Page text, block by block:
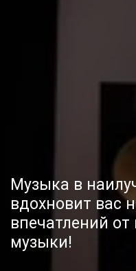
Музыка в
вдохновит вас
впечатлений
музыки!